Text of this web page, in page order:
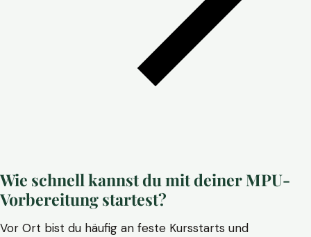
Wie schnell kannst du mit deiner MPU-
Vorbereitung startest?
Vor Ort bist du häufig an feste Kursstarts und